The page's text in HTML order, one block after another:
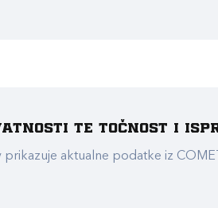
te točnost i
prikazuje aktualne podatke iz